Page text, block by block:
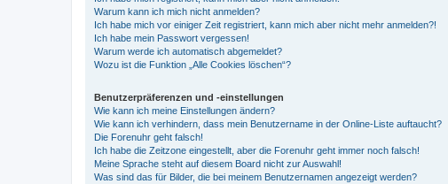
Warum kann ich mich nicht anmelden?
Ich habe mich vor einiger Zeit registriert, kann mich aber nicht mehr anmelden?!
Ich habe mein Passwort vergessen!
Warum werde ich automatisch abgemeldet?
Wozu ist die Funktion „Alle Cookies löschen“?
Benutzerpräferenzen und -einstellungen
Wie kann ich meine Einstellungen ändern?
Wie kann ich verhindern, dass mein Benutzername in der Online-Liste auftaucht?
Die Forenuhr geht falsch!
Ich habe die Zeitzone eingestellt, aber die Forenuhr geht immer noch falsch!
Meine Sprache steht auf diesem Board nicht zur Auswahl!
Was sind das für Bilder, die bei meinem Benutzernamen angezeigt werden?